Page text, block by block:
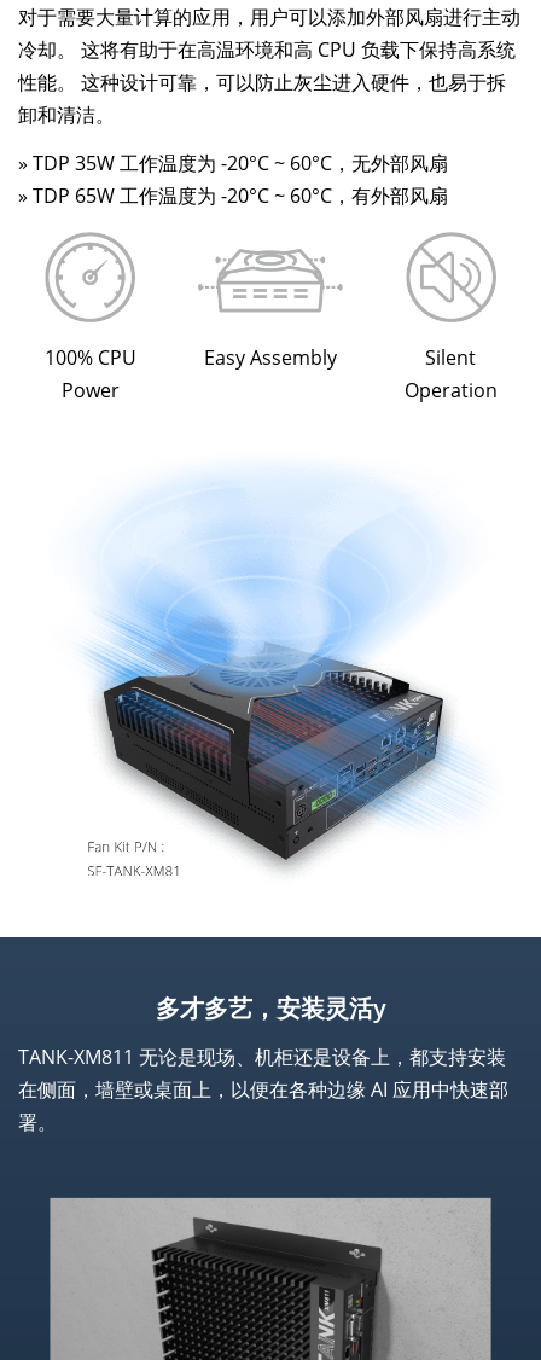
对于需要大量计算的应用，用户可以添加外部风扇进行主动
冷却。 这将有助于在高温环境和高 CPU 负载下保持高系统
性能。 这种设计可靠，可以防止灰尘进入硬件，也易于拆
卸和清洁。
» TDP 35W 工作温度为 -20°C ~ 60°C，无外部风扇
» TDP 65W 工作温度为 -20°C ~ 60°C，有外部风扇
100% CPU
Power
Easy Assembly
Silent
Operation
多才多艺，安装灵活y
TANK-XM811 无论是现场、机柜还是设备上，都支持安装
在侧面，墙壁或桌面上，以便在各种边缘 AI 应用中快速部
署。